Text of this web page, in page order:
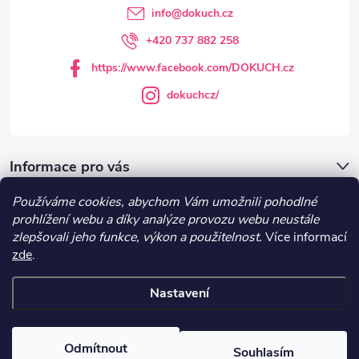
Používáme cookies, abychom Vám umožnili pohodlné
prohlížení webu a díky analýze provozu webu neustále
zlepšovali jeho funkce, výkon a použitelnost. Více informací
zde.
Nastavení
Odmítnout Souhlasím
Informace pro vás
DOKUCH.cz
info@dokuch.cz
+420 737 882 258
https://www.facebook.com/DOKUCH.cz
dokuchcz/
Recepty
cookies